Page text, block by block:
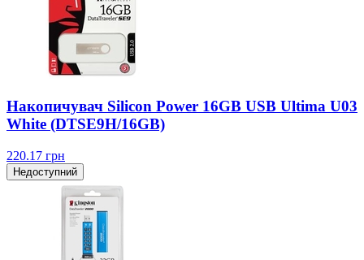
Накопичувач Silicon Power 16GB USB Ultima U03
White (DTSE9H/16GB)
220.17 грн
Недоступний